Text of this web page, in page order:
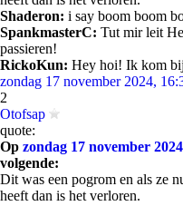
Shaderon: i say boom boom
SpankmasterC: Tut mir leit
passieren!
RickoKun: Hey hoi! Ik kom
zondag 17 november 2024,
2
Otofsap
quote:
Op zondag 17 november
volgende:
Dit was een pogrom en als ze
heeft dan is het verloren.